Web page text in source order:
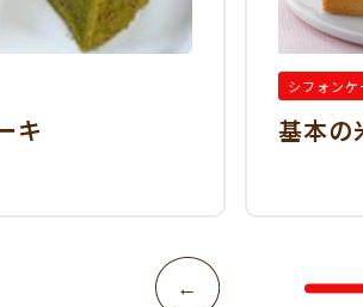
キ
シフォンケ
基本の